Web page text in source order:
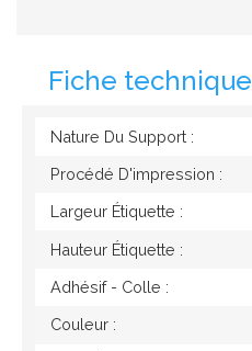
Fiche technique
Nature Du Support :
Procédé D'impression :
Largeur Étiquette :
Hauteur Étiquette :
Adhésif - Colle :
Couleur :